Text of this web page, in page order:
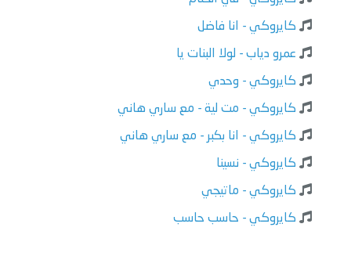
كايروكي - انا فاضل
عمرو دياب - لولا البنات يا
كايروكي - وحدي
كايروكي - مت لية - مع ساري هاني
كايروكي - انا بكبر - مع ساري هاني
كايروكي - نسينا
كايروكي - ماتيجي
كايروكي - حاسب حاسب